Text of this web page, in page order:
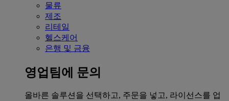
물류
제조
리테일
헬스케어
은행 및 금융
영업팀에 문의
올바른 솔루션을 선택하고, 주문을 넣고, 라이선스를 업